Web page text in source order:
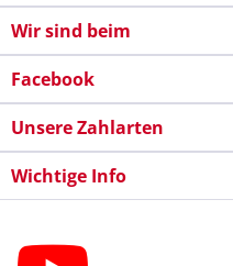
Wir sind beim
Facebook
Unsere Zahlarten
Wichtige Info